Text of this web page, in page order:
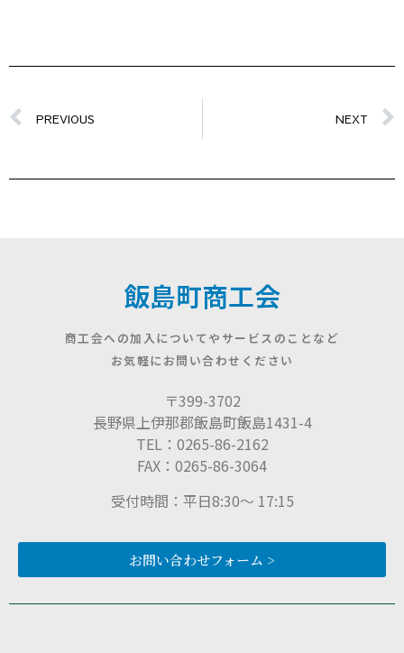
PREVIOUS NEXT
飯島町商工会
商工会への加入についてやサービスのことなど
お気軽にお問い合わせください
〒399-3702
長野県上伊那郡飯島町飯島1431-4
TEL：0265-86-2162
FAX：0265-86-3064
受付時間：平日8:30〜 17:15
お問い合わせフォーム >